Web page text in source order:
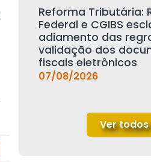
Reforma Tributária:
Federal e CGIBS
adiamento das
validação dos
fiscais eletrônicos
07/08/2026
Ver todos